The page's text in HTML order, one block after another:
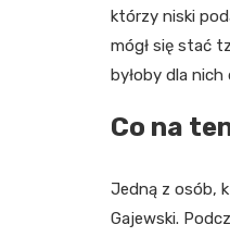
którzy niski
mógł się stać
byłoby dla
Co na
Jedną z osób,
Gajewski.